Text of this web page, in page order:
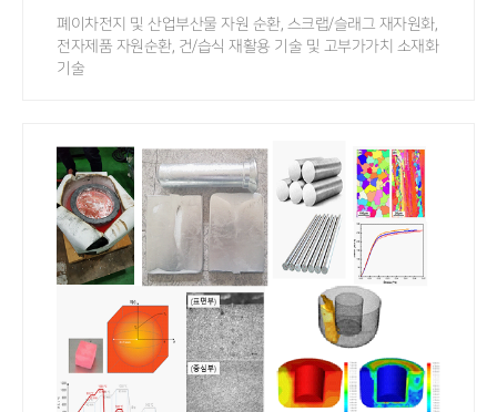
폐이차전지 및 산업부산물 자원 순환, 스크랩/슬래그 재자원화,
전자제품 자원순환, 건/습식 재활용 기술 및 고부가가치 소재화
기술